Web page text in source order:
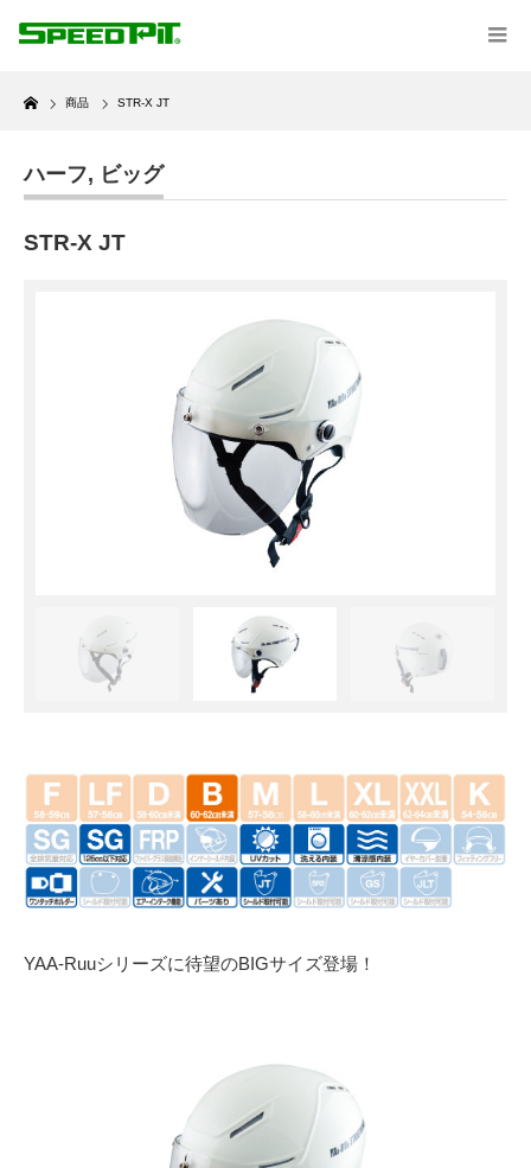
Home
商品 STR-X JT
ハーフ, ビッグ
STR-X JT
YAA-Ruuシリーズに待望のBIGサイズ登場！